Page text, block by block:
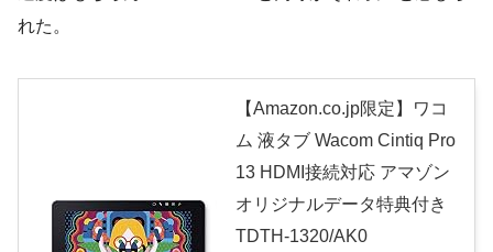
れた。
【Amazon.co.jp限定】ワコ
ム 液タブ Wacom Cintiq Pro
13 HDMI接続対応 アマゾン
オリジナルデータ特典付き
TDTH-1320/AK0